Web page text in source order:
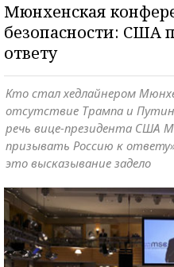
Мюнхенская
безопасности: США
ответу
Кто стал хедлайнером
отсутствие Трампа и
речь вице-президента США
призывать Россию к
это высказывание задело